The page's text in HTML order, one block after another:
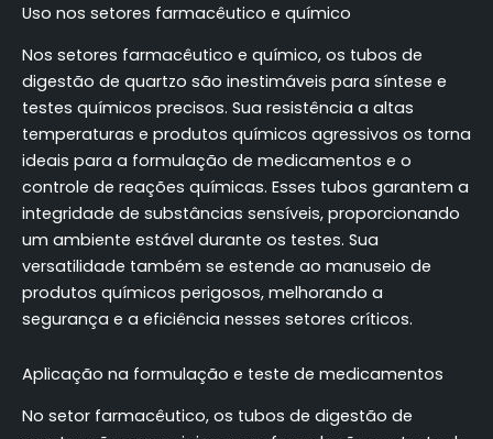
Uso nos setores farmacêutico e químico
Nos setores farmacêutico e químico, os tubos de
digestão de quartzo são inestimáveis para síntese e
testes químicos precisos. Sua resistência a altas
temperaturas e produtos químicos agressivos os torna
ideais para a formulação de medicamentos e o
controle de reações químicas. Esses tubos garantem a
integridade de substâncias sensíveis, proporcionando
um ambiente estável durante os testes. Sua
versatilidade também se estende ao manuseio de
produtos químicos perigosos, melhorando a
segurança e a eficiência nesses setores críticos.
Aplicação na formulação e teste de medicamentos
No setor farmacêutico, os tubos de digestão de